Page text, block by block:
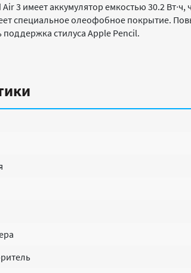
3 имеет аккумулятор емкостью 30.2
специальное олеофобное покрытие.
поддержка стилуса Apple Pencil.